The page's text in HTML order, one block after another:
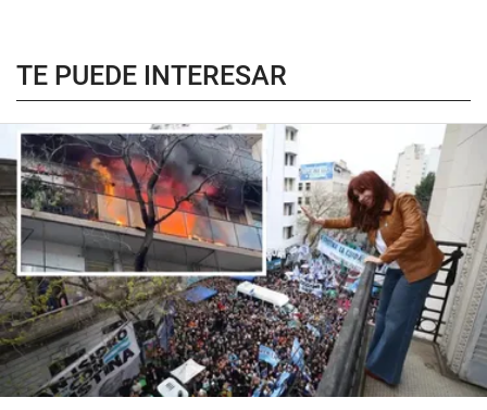
TE PUEDE INTERESAR